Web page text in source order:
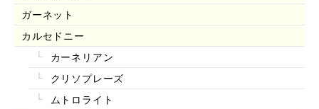
ガーネット
カルセドニー
カーネリアン
クリソプレーズ
ムトロライト